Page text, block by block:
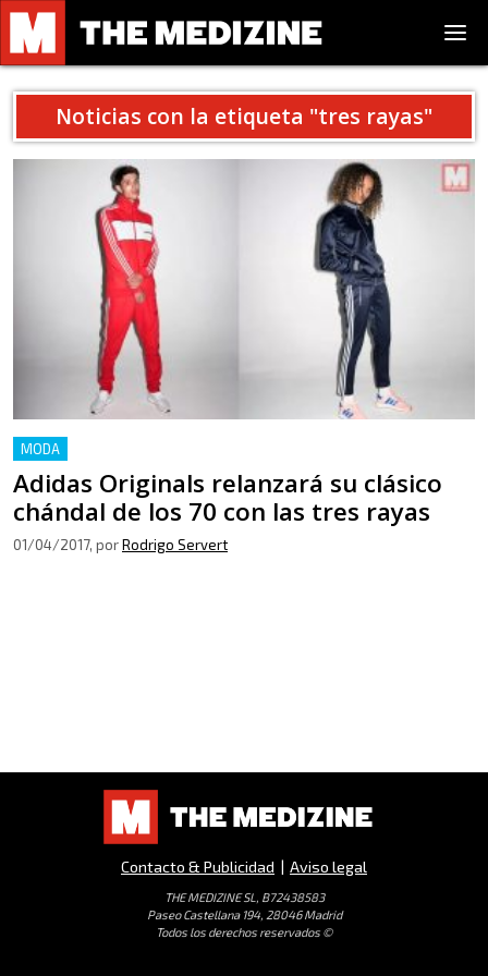
Noticias con la etiqueta "tres rayas"
MODA
Adidas Originals relanzará su clásico
chándal de los 70 con las tres rayas
01/04/2017, porRodrigo Servert
Contacto & Publicidad | Aviso legal
THE MEDIZINE SL, B72438583
Paseo Castellana 194, 28046 Madrid
Todos los derechos reservados ©